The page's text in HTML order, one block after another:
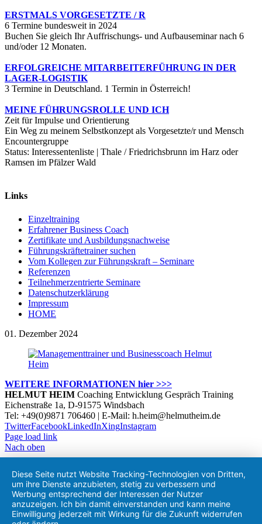
ERSTMALS VORGESETZTE / R
6 Termine bundesweit in 2024
Buchen Sie gleich Ihr Auffrischungs- und Aufbauseminar nach 6
und/oder 12 Monaten.
ERFOLGREICHE MITARBEITERFÜHRUNG IN DER
LAGER-LOGISTIK
3 Termine in Deutschland. 1 Termin in Österreich!
MEINE FÜHRUNGSROLLE UND ICH
Zeit für Impulse und Orientierung
Ein Weg zu meinem Selbstkonzept als Vorgesetzte/r und Mensch
Encountergruppe
Status: Interessentenliste | Thale / Friedrichsbrunn im Harz oder
Ramsen im Pfälzer Wald
Links
Einzeltraining
Erfahrener Business Coach
Zertifikate und Ausbildungsnachweise
Führungskräftetrainer suchen
Vom Kollegen zur Führungskraft – Seminare
Referenzen
Teilnehmerzentrierte Seminare
Datenschutzerklärung
Impressum
HOME
01. Dezember 2024
WEITERE INFORMATIONEN hier >>>
HELMUT HEIM Coaching Entwicklung Gespräch Training
Eichenstraße 1a, D-91575 Windsbach
Tel: +49(0)9871 706460 | E-Mail: h.heim@helmutheim.de
TwitterFacebookLinkedInXingInstagram
Page load link
Diese Seite nutzt Website Tracking-Technologien von Dritten,
um ihre Dienste anzubieten, stetig zu verbessern und
Werbung entsprechend der Interessen der Nutzer
anzuzeigen. Ich bin damit einverstanden und kann meine
Einwilligung jederzeit mit Wirkung für die Zukunft widerrufen
Nach oben